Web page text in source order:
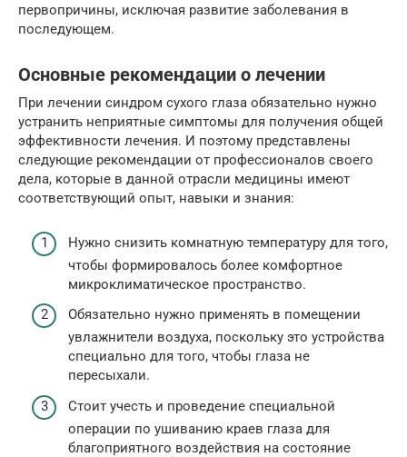
первопричины, исключая развитие заболевания в
последующем.
Основные рекомендации о лечении
При лечении синдром сухого глаза обязательно нужно
устранить неприятные симптомы для получения общей
эффективности лечения. И поэтому представлены
следующие рекомендации от профессионалов своего
дела, которые в данной отрасли медицины имеют
соответствующий опыт, навыки и знания:
Нужно снизить комнатную температуру для того,
чтобы формировалось более комфортное
микроклиматическое пространство.
Обязательно нужно применять в помещении
увлажнители воздуха, поскольку это устройства
специально для того, чтобы глаза не
пересыхали.
Стоит учесть и проведение специальной
операции по ушиванию краев глаза для
благоприятного воздействия на состояние